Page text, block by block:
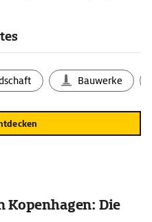
erhalten.
Bauwerke
Kopenhagen: Die